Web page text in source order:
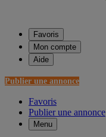
Favoris
Mon compte
Aide
Publier une annonce
Favoris
Publier une annonce
Menu